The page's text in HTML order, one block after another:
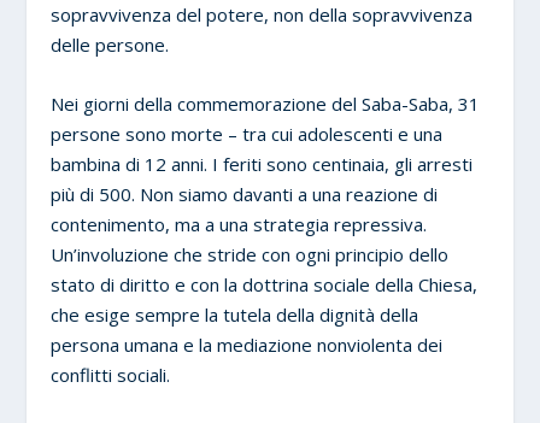
sopravvivenza del potere, non della sopravvivenza
delle persone.
Nei giorni della commemorazione del Saba-Saba, 31
persone sono morte – tra cui adolescenti e una
bambina di 12 anni. I feriti sono centinaia, gli arresti
più di 500. Non siamo davanti a una reazione di
contenimento, ma a una strategia repressiva.
Un’involuzione che stride con ogni principio dello
stato di diritto e con la dottrina sociale della Chiesa,
che esige sempre la tutela della dignità della
persona umana e la mediazione nonviolenta dei
conflitti sociali.